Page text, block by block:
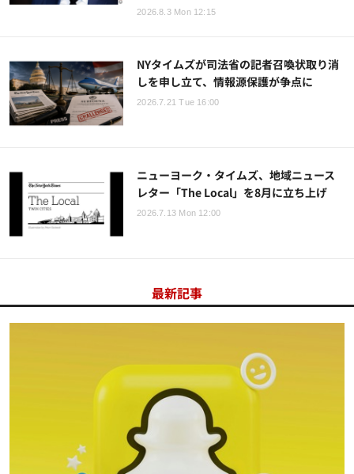
2026.8.3 Mon 12:15
NYタイムズが司法省の記者召喚状取り消
しを申し立て、情報源保護が争点に
2026.7.21 Tue 16:00
ニューヨーク・タイムズ、地域ニュース
レター「The Local」を8月に立ち上げ
2026.7.13 Mon 12:00
最新記事